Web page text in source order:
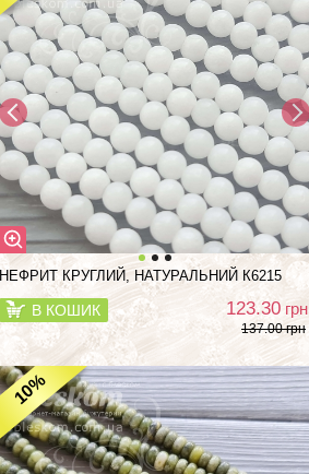
НЕФРИТ КРУГЛИЙ, НАТУРАЛЬНИЙ К6215
В КОШИК 123.30 грн
137.00 грн
10%